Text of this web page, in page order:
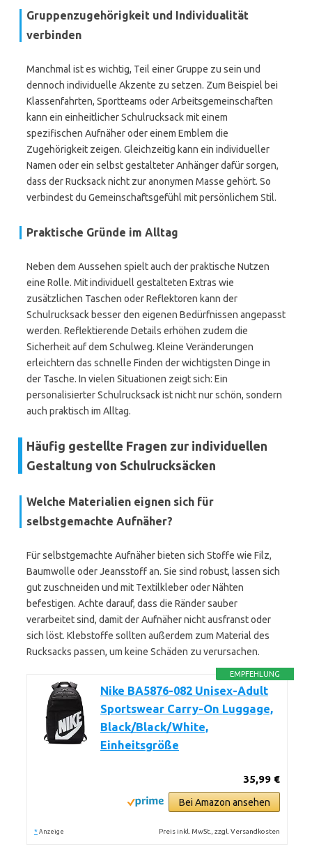
Gruppenzugehörigkeit und Individualität
verbinden
Manchmal ist es wichtig, Teil einer Gruppe zu sein und
dennoch individuelle Akzente zu setzen. Zum Beispiel bei
Klassenfahrten, Sportteams oder Arbeitsgemeinschaften
kann ein einheitlicher Schulrucksack mit einem
spezifischen Aufnäher oder einem Emblem die
Zugehörigkeit zeigen. Gleichzeitig kann ein individueller
Namen oder ein selbst gestalteter Anhänger dafür sorgen,
dass der Rucksack nicht zur anonymen Masse gehört. So
verbindest du Gemeinschaftsgefühl mit persönlichem Stil.
Praktische Gründe im Alltag
Neben dem Aussehen spielt auch der praktische Nutzen
eine Rolle. Mit individuell gestalteten Extras wie
zusätzlichen Taschen oder Reflektoren kann der
Schulrucksack besser den eigenen Bedürfnissen angepasst
werden. Reflektierende Details erhöhen zudem die
Sicherheit auf dem Schulweg. Kleine Veränderungen
erleichtern das schnelle Finden der wichtigsten Dinge in
der Tasche. In vielen Situationen zeigt sich: Ein
personalisierter Schulrucksack ist nicht nur schön, sondern
auch praktisch im Alltag.
Häufig gestellte Fragen zur individuellen
Gestaltung von Schulrucksäcken
Welche Materialien eignen sich für
selbstgemachte Aufnäher?
Für selbstgemachte Aufnäher bieten sich Stoffe wie Filz,
Baumwolle oder Jeansstoff an. Sie sind robust, lassen sich
gut zuschneiden und mit Textilkleber oder Nähten
befestigen. Achte darauf, dass die Ränder sauber
verarbeitet sind, damit der Aufnäher nicht ausfranst oder
sich löst. Klebstoffe sollten außerdem zum Material des
Rucksacks passen, um keine Schäden zu verursachen.
EMPFEHLUNG
Nike BA5876-082 Unisex-Adult
Sportswear Carry-On Luggage,
Black/Black/White,
Einheitsgröße
35,99 €
Bei Amazon ansehen
* Anzeige Preis inkl. MwSt., zzgl. Versandkosten